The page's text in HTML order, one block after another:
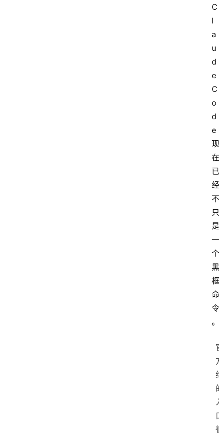
C
l
a
u
d
e
C
o
d
e
现
在
已
经
不
只
是
一
个
黑
框
命
令
。